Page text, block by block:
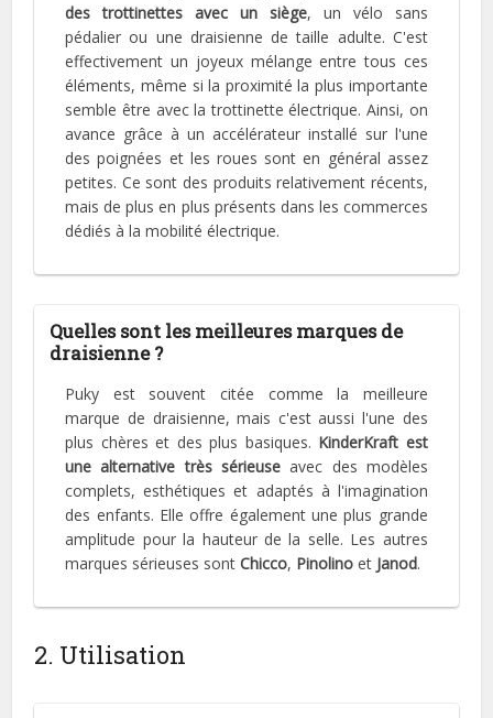
des trottinettes avec un siège, un vélo sans
pédalier ou une draisienne de taille adulte. C'est
effectivement un joyeux mélange entre tous ces
éléments, même si la proximité la plus importante
semble être avec la trottinette électrique. Ainsi, on
avance grâce à un accélérateur installé sur l'une
des poignées et les roues sont en général assez
petites. Ce sont des produits relativement récents,
mais de plus en plus présents dans les commerces
dédiés à la mobilité électrique.
Quelles sont les meilleures marques de
draisienne ?
Puky est souvent citée comme la meilleure
marque de draisienne, mais c'est aussi l'une des
plus chères et des plus basiques. KinderKraft est
une alternative très sérieuse avec des modèles
complets, esthétiques et adaptés à l'imagination
des enfants. Elle offre également une plus grande
amplitude pour la hauteur de la selle. Les autres
marques sérieuses sontChicco, Pinolino et Janod.
2. Utilisation